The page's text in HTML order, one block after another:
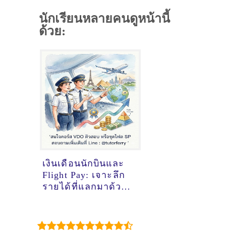
นักเรียนหลายคนดูหน้านี้
ด้วย:
เงินเดือนนักบินและ
Flight Pay: เจาะลึก
รายได้ที่แลกมาด้วย